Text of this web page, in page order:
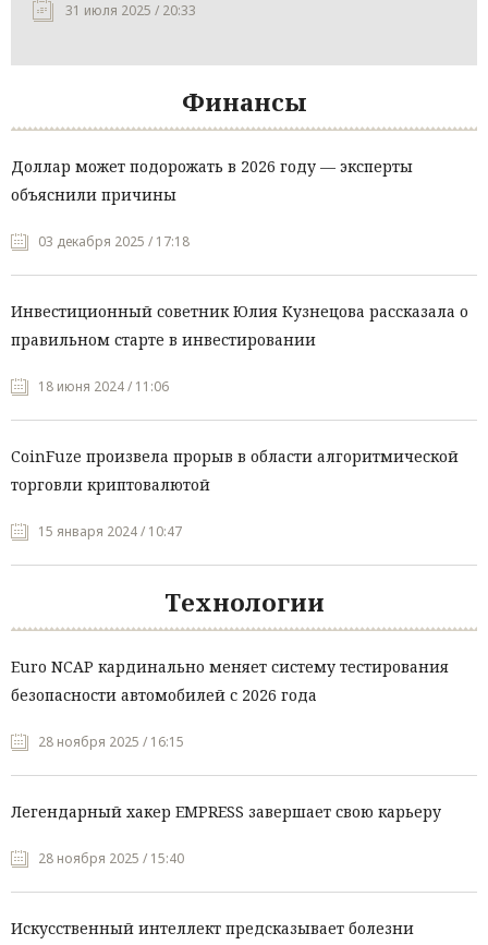
31 июля 2025 / 20:33
Финансы
Доллар может подорожать в 2026 году — эксперты
объяснили причины
03 декабря 2025 / 17:18
Инвестиционный советник Юлия Кузнецова рассказала о
правильном старте в инвестировании
18 июня 2024 / 11:06
CoinFuze произвела прорыв в области алгоритмической
торговли криптовалютой
15 января 2024 / 10:47
Технологии
Euro NCAP кардинально меняет систему тестирования
безопасности автомобилей с 2026 года
28 ноября 2025 / 16:15
Легендарный хакер EMPRESS завершает свою карьеру
28 ноября 2025 / 15:40
Искусственный интеллект предсказывает болезни